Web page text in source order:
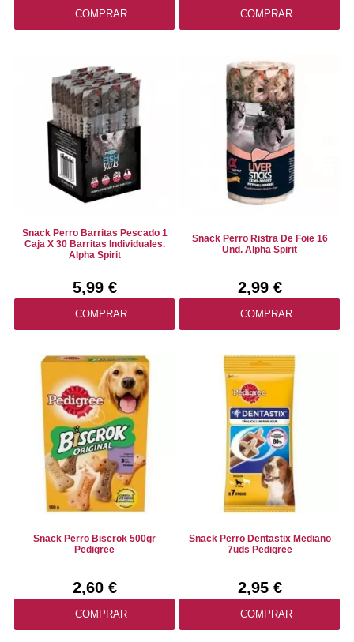
COMPRAR COMPRAR
Snack Perro Barritas Pescado 1
Caja X 30 Barritas Individuales.
Alpha Spirit
5,99 €
COMPRAR
Snack Perro Ristra De Foie 16
Und. Alpha Spirit
2,99 €
COMPRAR
Snack Perro Biscrok 500gr
Pedigree
2,60 €
COMPRAR
Snack Perro Dentastix Mediano
7uds Pedigree
2,95 €
COMPRAR